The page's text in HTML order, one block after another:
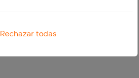
Rechazar todas